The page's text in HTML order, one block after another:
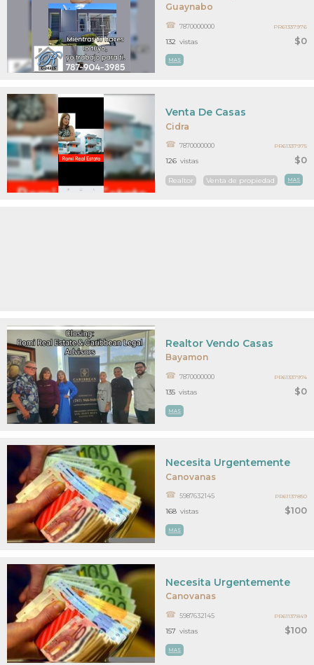
Guaynabo
$0
7870000000
MAS
132 vistas
PR61337976
Cidra
$0
Venta De Casas
7870000000
Realtor Venta de propiedad MAS
126 vistas
PR61337975
Bayamon
$0
Realtor Vendo Casas
7870000000
MAS
135 vistas
PR61337974
Canovanas
$100
Necesita Urgentemente
5987632145
MAS
168 vistas
PR61137850
Canovanas
$100
Necesita Urgentemente
5987632145
MAS
157 vistas
PR61137849